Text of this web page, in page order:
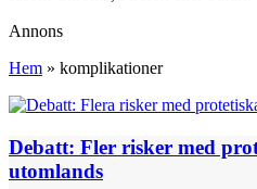
Annons
Hem » komplikationer
Debatt: Fler risker med
utomlands